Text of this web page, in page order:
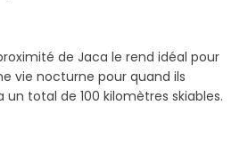
de Jaca le rend idéal pour
vie nocturne pour quand ils
un total de 100 kilomètres skiables.